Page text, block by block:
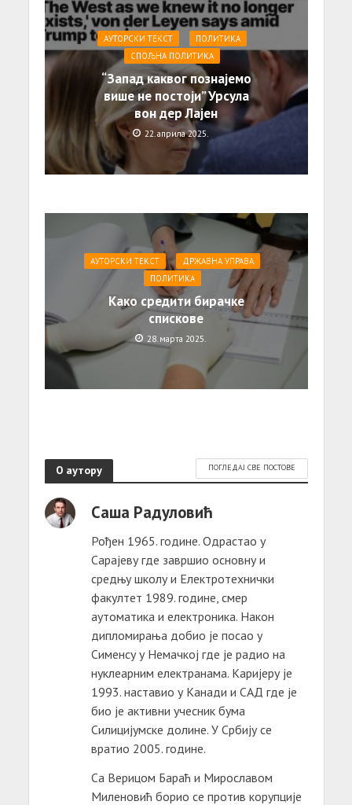
АУТОРСКИ ТЕКСТ
ПОЛИТИКА
СПОЉНА ПОЛИТИКА
“Запад каквог познајемо
више не постоји” Урсула
вон дер Лајен
22. априла 2025.
АУТОРСКИ ТЕКСТ
ДРЖАВНА УПРАВА
ПОЛИТИКА
Како средити бирачке
спискове
28. марта 2025.
О аутору ПОГЛЕДАЈ СВЕ ПОСТОВЕ
Саша Радуловић
Рођен 1965. године. Одрастао у
Сарајеву где завршио основну и
средњу школу и Електротехнички
факултет 1989. године, смер
аутоматика и електроника. Након
дипломирања добио је посао у
Сименсу у Немачкој где је радио на
нуклеарним електранама. Каријеру је
1993. наставио у Канади и САД где је
био је активни учесник бума
Силицијумске долине. У Србију се
вратио 2005. године.
Са Верицом Бараћ и Мирославом
Миленовић борио се против корупције